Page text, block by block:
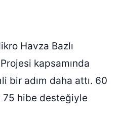
Havza Bazlı
kapsamında
bir adım daha attı. 60
75 hibe desteğiyle